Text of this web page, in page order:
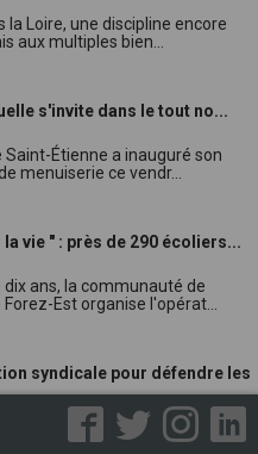
la Loire, une discipline encore
aux multiples bien...
s'invite dans le tout no...
Saint-Étienne a inauguré son
menuiserie ce vendr...
vie " : près de 290 écoliers...
dix ans, la communauté de
Est organise l'opérat...
syndicale pour défendre les
matin devant la Direction des